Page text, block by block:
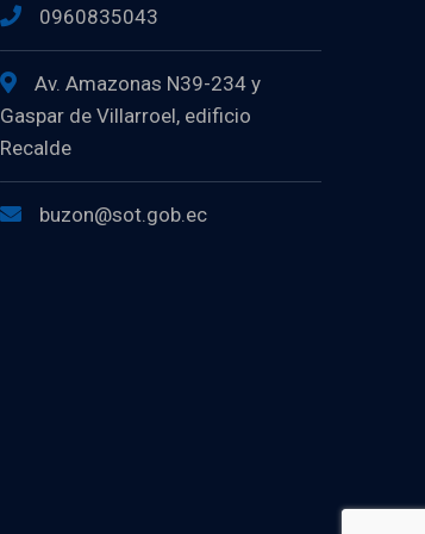
0960835043
Av. Amazonas N39-234 y
Gaspar de Villarroel, edificio
Recalde
buzon@sot.gob.ec